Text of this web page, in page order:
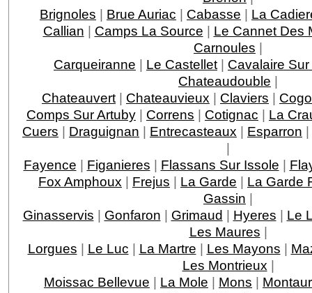
Brignoles | Brue Auriac | Cabasse | La
Callian | Camps La Source | Le Cannet Des
Carnoules |
Carqueiranne | Le Castellet | Cavalaire
Chateaudouble |
Chateauvert | Chateauvieux | Claviers |
Comps Sur Artuby | Correns | Cotignac | La
Cuers | Draguignan | Entrecasteaux | Esparron |
|
Fayence | Figanieres | Flassans Sur Issole |
Fox Amphoux | Frejus | La Garde | La Garde
Gassin |
Ginasservis | Gonfaron | Grimaud | Hyeres | Le
Les Maures |
Lorgues | Le Luc | La Martre | Les Mayons |
Les Montrieux |
Moissac Bellevue | La Mole | Mons |